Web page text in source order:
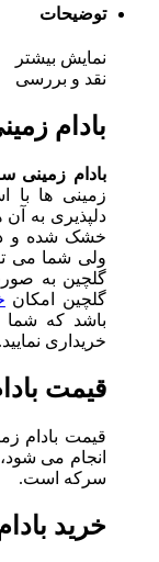
توضیحات
نمایش بیشتر
نقد و بررسی
بادام
بادام زمینی
زمینی ها با
دلپذیری به
خشک شده و
ولی شما می
گلچین به
گلچین امکان
باشد که شما
خریداری نمایید.
قیمت
قیمت بادام
انجام می
سرکه است.
خرید